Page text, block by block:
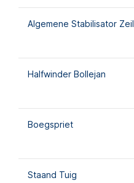
Algemene Stabilisator Zeil
Halfwinder Bollejan
Boegspriet
Staand Tuig